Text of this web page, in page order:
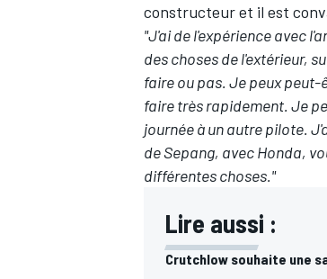
AUTRES CHAMPIONNATS
constructeur et il est
"J'ai de l'expérience avec
des choses de l'extérieur,
faire ou pas. Je peux peut-
faire très rapidement. Je
journée à un autre pilote.
de Sepang, avec Honda,
différentes choses."
Lire aussi :
Crutchlow souhaite une